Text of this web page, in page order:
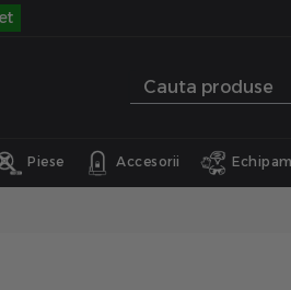
Piese Accesorii